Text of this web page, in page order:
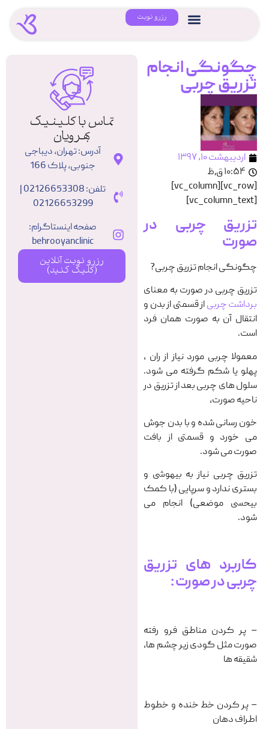
رزرو نوبت
چگونگی انجام
تزریق چربی
اردیبهشت ۱۰, ۱۳۹۷
۱۰:۵۴ ق٫ظ
[vc_row][vc_column]
[vc_column_text]
تزریق چربی در
صورت
چگونگی انجام تزریق چربی?
تزریق چربی در صورت به معنای
برداشت چربیاز قسمتی از بدن و
انتقال آن به صورت همان فرد
است.
معمولا چربی مورد نیاز از ران ،
پهلو یا شکم گرفته می شود.
سلول های چربی بعد از تزریق در
ناحیه صورت،
خون رسانی شده و با بدن جوش
می خورد و قسمتی از بافت
صورت می شود.
تزریق چربی نیاز به بیهوشی و
بستری ندارد و سرپایی (با کمک
بیحسی موضعی) انجام می
شود.
کاربرد های تزریق
چربی در صورت :
– پر کردن مناطق فرو رفته
صورت مثل گودی زیر چشم ها،
شقیقه ها
– پر کردن خط خنده و خطوط
اطراف دهان
تماس با کلینیک
بهرویان
آدرس: تهران، دیباجی
جنوبی، پلاک 166
02126653299
صفحه اینستاگرام:
behrooyanclinic
رزرو نوبت آنلاین
(کلیک کنید)